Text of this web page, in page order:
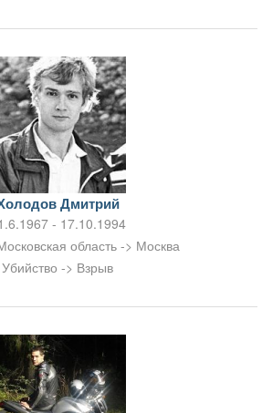
Дмитрий
- 17.10.1994
область -> Москва
Убийство -> Взрыв